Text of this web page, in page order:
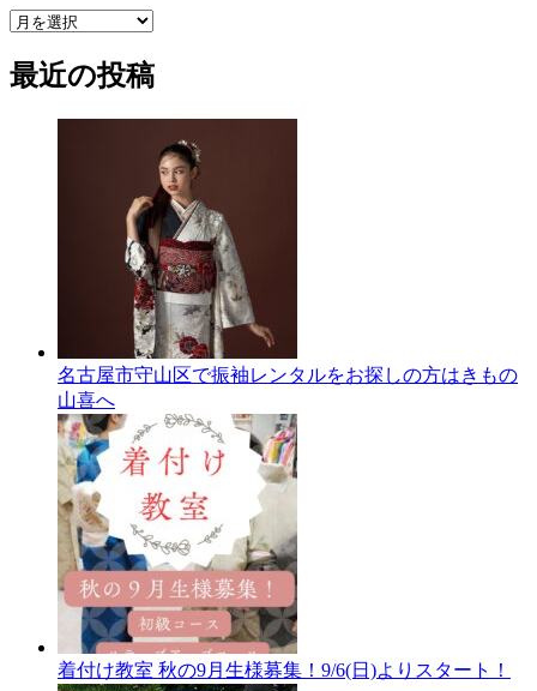
ア
カ
イ
最近の投稿
名古屋市守山区で振袖レンタルをお探しの方はきもの
山喜へ
着付け教室 秋の9月生様募集！9/6(日)よりスタート！